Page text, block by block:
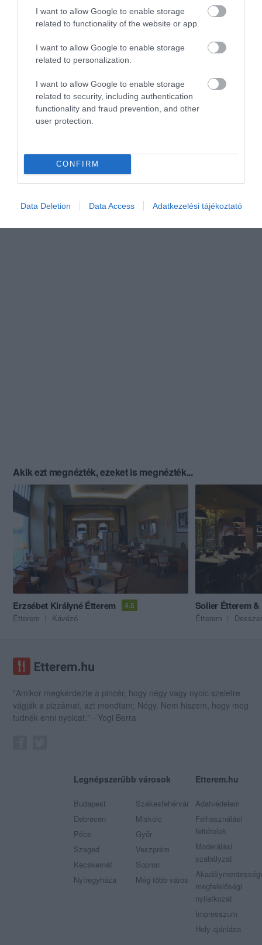
I want to allow Google to enable storage
related to functionality of the website or app.
I want to allow Google to enable storage
related to personalization.
I want to allow Google to enable storage
related to security, including authentication
functionality and fraud prevention, and other
user protection.
CONFIRM
Data Deletion Data Access Adatkezelési tájékoztató
Polostyák Zoltán
2017. Május 1.
Értékeld Te is!
Értékelem
Akik ezt megnézték, ezeket is megnézték...
Erzsébet Királyné Étterem 4.5
Étterem Kávézó
Solier Étterem
Étterem
"Amikor megkérdezte a pincér, hogy négy vagy nyolc szeletre
vágják a pizzámat, azt mondtam; Négy. Nem hiszem, hogy meg
tudnék enni nyolcat." - Yogi Berra
Legnépszerűbb városok
Budapest
Debrecen
Pécs
Szeged
Kecskemét
Nyíregyháza
Székesfehérvár
Miskolc
Győr
Veszprém
Sopron
Még több város
Etterem.hu
Adatvédelem
Felhasználási
feltételek
Moderálási
szabályzat
Akadálymentességi
megfelelőségi
nyilatkozat
Impresszum
Hely ajánlása